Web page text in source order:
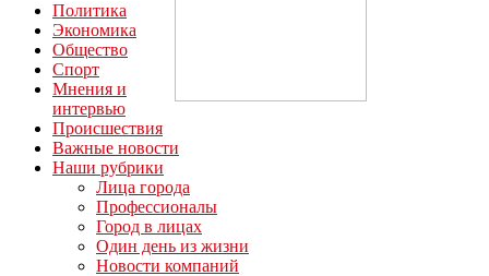
Политика
Экономика
Общество
Спорт
Мнения и
интервью
Происшествия
Важные новости
Наши рубрики
Лица города
Профессионалы
Город в лицах
Один день из жизни
Новости компаний